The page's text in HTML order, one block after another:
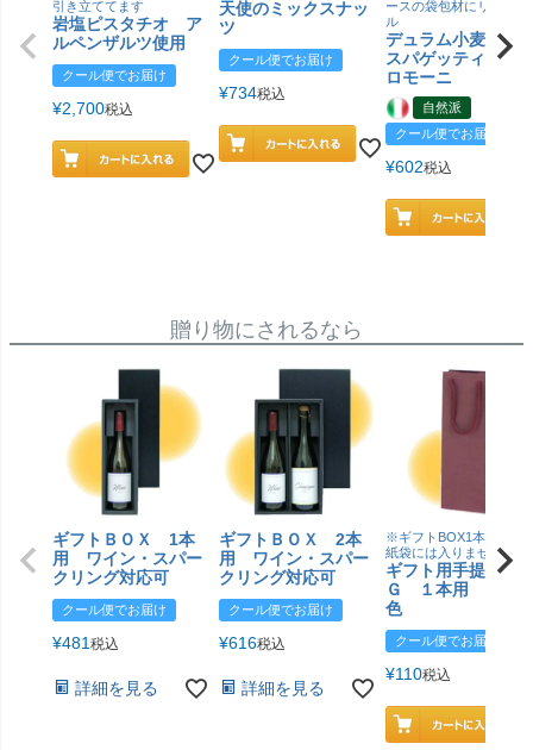
引き立ててます
岩塩ピスタチオ ア
ルペンザルツ使用
クール便でお届け
¥2,700税込
天使のミックスナッ
ツ
クール便でお届け
¥734税込
ースの袋包材にリニュー
ル
デュラム小麦 有
スパゲッティ／ジ
ロモーニ
自然派
クール便でお届け
¥602税込
贈り物にされるなら
ギフトＢＯＸ 1本
用 ワイン・スパー
クリング対応可
クール便でお届け
¥481 税込
詳細を見る
ギフトＢＯＸ 2本
用 ワイン・スパー
クリング対応可
クール便でお届け
¥616税込
詳細を見る
※ギフトBOX1本用はこ
紙袋には入りません
ギフト用手提げＢ
Ｇ １本用 エン
色
クール便でお届け
¥110税込